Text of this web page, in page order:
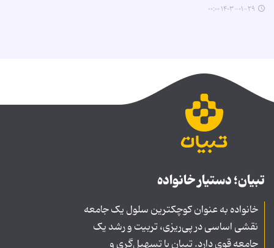
۱۴۰۳-۰۱-۲۹ ۰۰:۰۰
تبیان؛ دستیار خانواده
خانواده به عنوان کوچکترین سلول یک جامعه
نقشی اساسی در پی‌ریزی، تربیت و رشد یک
جامعه قوی دارد. تبیان با تسهیل‌گری و